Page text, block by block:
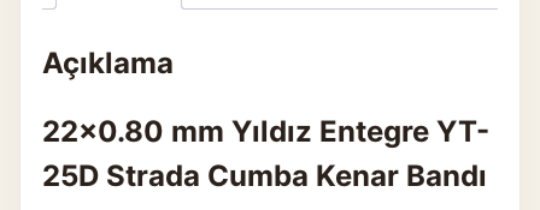
Açıklama
22×0.80 mm Yıldız Entegre YT-
25D Strada Cumba Kenar Bandı